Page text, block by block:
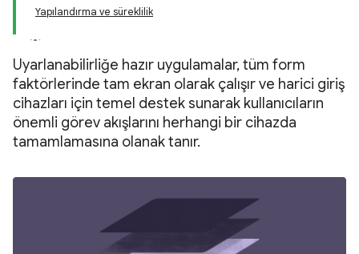
Yapılandırma ve süreklilik
Uyarlanabilirliğe hazır uygulamalar, tüm form
faktörlerinde tam ekran olarak çalışır ve harici giriş
cihazları için temel destek sunarak kullanıcıların
önemli görev akışlarını herhangi bir cihazda
tamamlamasına olanak tanır.